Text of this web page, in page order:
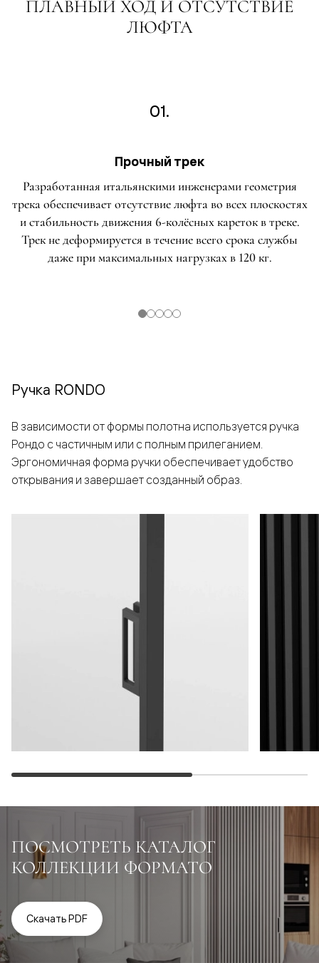
ПЛАВНЫЙ ХОД И ОТСУТСТВИЕ
ЛЮФТА
01.
Прочный трек
Разработанная итальянскими инженерами геометрия
трека обеспечивает отсутствие люфта во всех плоскостях
и стабильность движения 6-колёсных кареток в треке.
Трек не деформируется в течение всего срока службы
даже при максимальных нагрузках в 120 кг.
Ручка RONDO
В зависимости от формы полотна используется ручка
Рондо с частичным или с полным прилеганием.
Эргономичная форма ручки обеспечивает удобство
открывания и завершает созданный образ.
ПОСМОТРЕТЬ КАТАЛОГ
КОЛЛЕКЦИИ ФОРМАТО
Скачать PDF